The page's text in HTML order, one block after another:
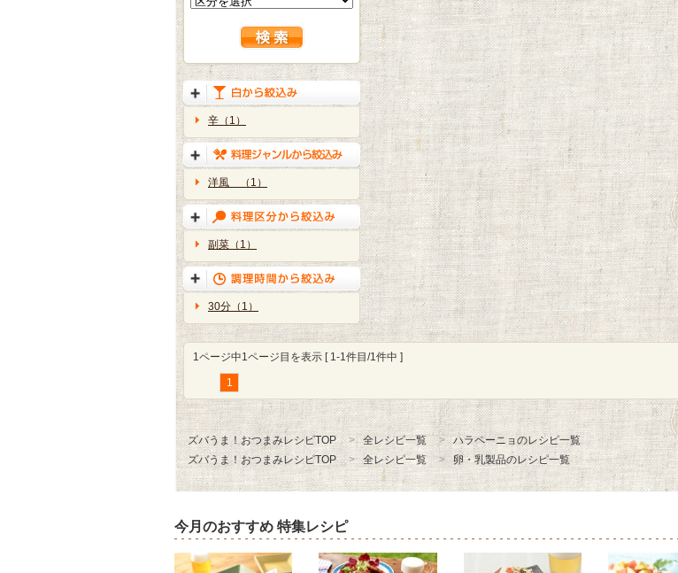
辛（1）
洋風 （1）
副菜（1）
30分（1）
1ページ中1ページ目を表示 [ 1-1件目/1件中 ]
1
ズバうま！おつまみレシピTOP 全レシピ一覧
ハラペーニョのレシピ一覧
ズバうま！おつまみレシピTOP
全レシピ一覧 卵・乳製品のレシピ一覧
今月のおすすめ 特集レシピ